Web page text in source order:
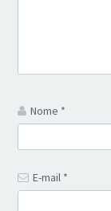
Nome *
E-mail *